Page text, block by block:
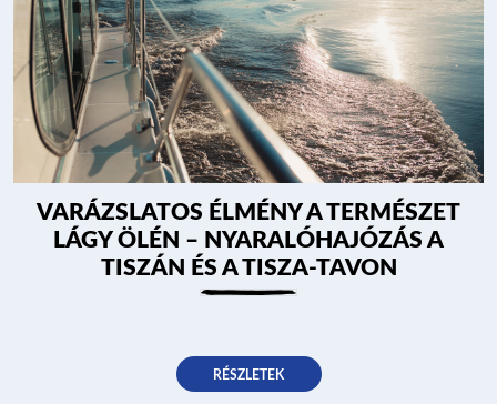
VARÁZSLATOS ÉLMÉNY A TERMÉSZET
LÁGY ÖLÉN – NYARALÓHAJÓZÁS A
TISZÁN ÉS A TISZA-TAVON
RÉSZLETEK